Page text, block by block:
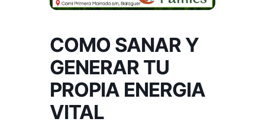
COMO SANAR Y
GENERAR TU
PROPIA ENERGIA
VITAL